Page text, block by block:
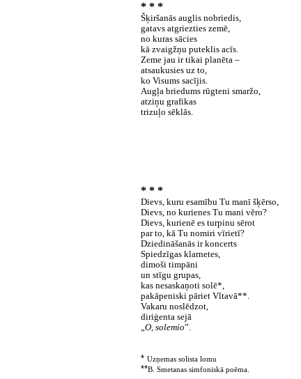
* * *
Šķiršanās auglis nobriedis,
gatavs atgriezties zemē,
no kuras sācies
kā zvaigžņu puteklis acīs.
Zeme jau ir tikai planēta –
atsaukusies uz to,
ko Visums sacījis.
Augļa briedums rūgteni smaržo,
atziņu grafikas
trizuļo sēklās.
* * *
Dievs, kuru esamību Tu manī šķērso,
Dievs, no kurienes Tu mani vēro?
Dievs, kurienē es turpinu sērot
par to, kā Tu nomiri vīrietī?
Dziedināšanās ir koncerts
Spiedzīgas klarnetes,
dimoši timpāni
un stīgu grupas,
kas nesaskaņoti solē*,
pakāpeniski pāriet Vltavā**.
Vakaru noslēdzot,
diriģenta sejā
„O, solemio”.
* Uzņemas solista lomu
**B. Smetanas simfoniskā poēma.